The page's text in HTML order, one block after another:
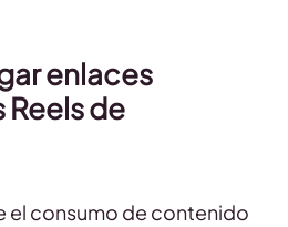
enlaces
Reels de
el consumo de contenido